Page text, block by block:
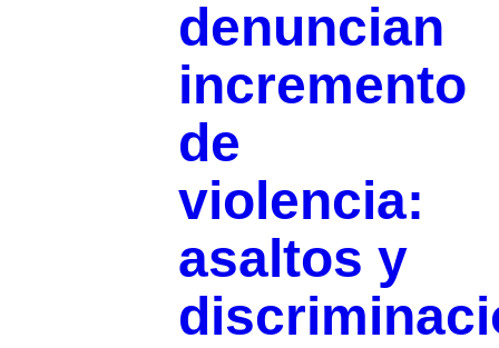
denuncian
incremento
de
violencia:
asaltos y